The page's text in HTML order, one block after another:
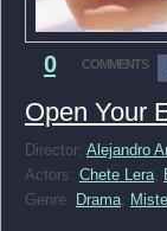
0 COMMENTS
Open Your
Director: Alejandro
Actors: Chete Lera,
Genre: Drama,